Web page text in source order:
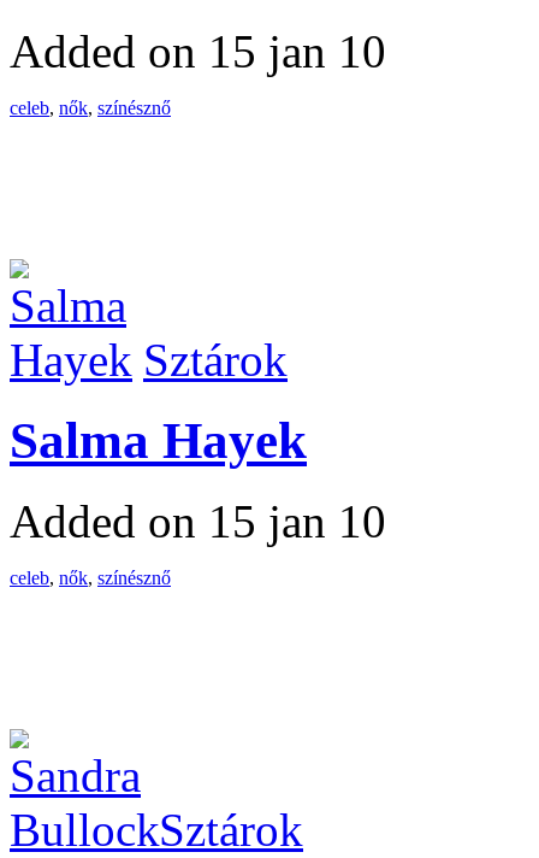
Added on 15 jan 10
celeb, nők, színésznő
Sztárok
Salma Hayek
Added on 15 jan 10
celeb, nők, színésznő
Sztárok